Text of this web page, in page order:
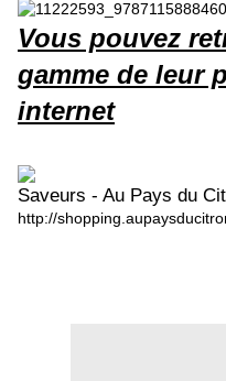
Vous pouvez
gamme de leur
internet
Saveurs - Au Pays du
http://